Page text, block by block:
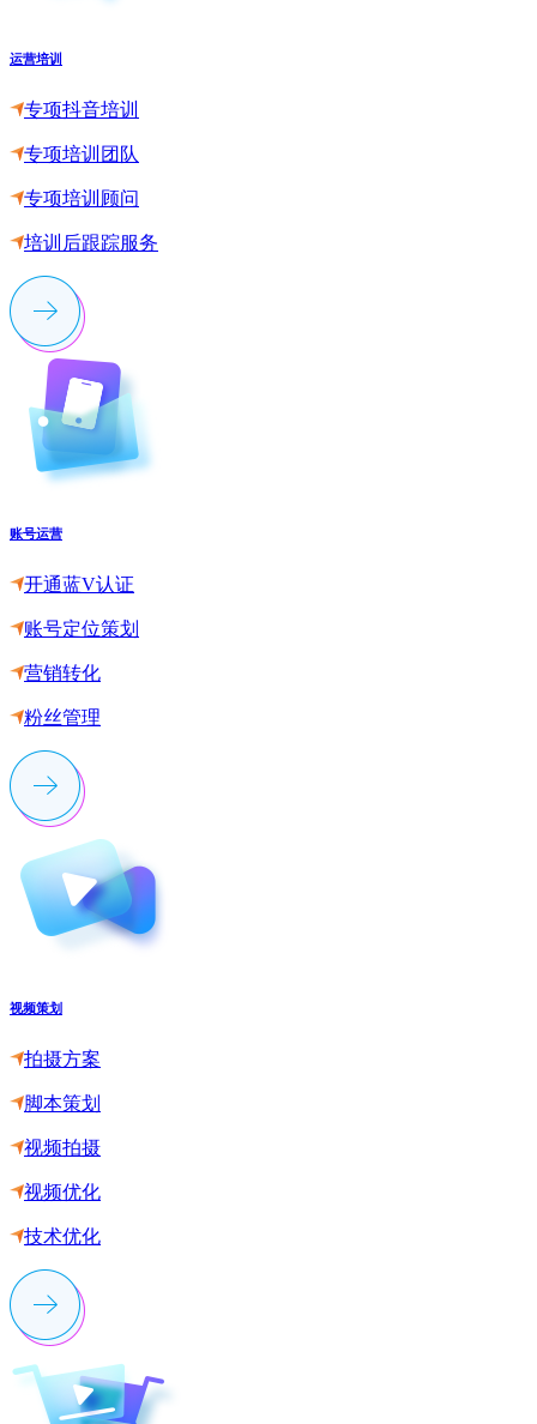
运营培训
专项抖音培训
专项培训团队
专项培训顾问
培训后跟踪服务
账号运营
开通蓝V认证
账号定位策划
营销转化
粉丝管理
视频策划
拍摄方案
脚本策划
视频拍摄
视频优化
技术优化